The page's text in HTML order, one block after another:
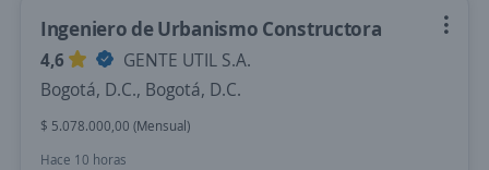
Ingeniero de Urbanismo Constructora
4,6
GENTE UTIL S.A.
Bogotá, D.C., Bogotá, D.C.
$ 5.078.000,00 (Mensual)
Hace 10 horas